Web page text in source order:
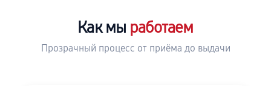
Как мы работаем
Прозрачный процесс от приёма до выдачи